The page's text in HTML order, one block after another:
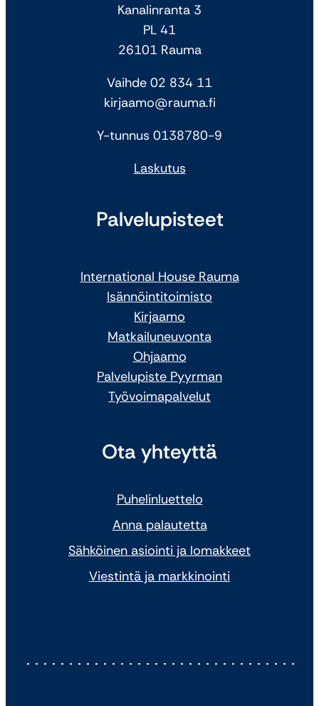
Kanalinranta 3
PL 41
26101 Rauma
Vaihde 02 834 11
kirjaamo@rauma.fi
Y-tunnus 0138780-9
Laskutus
Palvelupisteet
International House Rauma
Isännöintitoimisto
Kirjaamo
Matkailuneuvonta
Ohjaamo
Palvelupiste Pyyrman
Työvoimapalvelut
Ota yhteyttä
Puhelinluettelo
Anna palautetta
Sähköinen asiointi ja lomakkeet
Viestintä ja markkinointi